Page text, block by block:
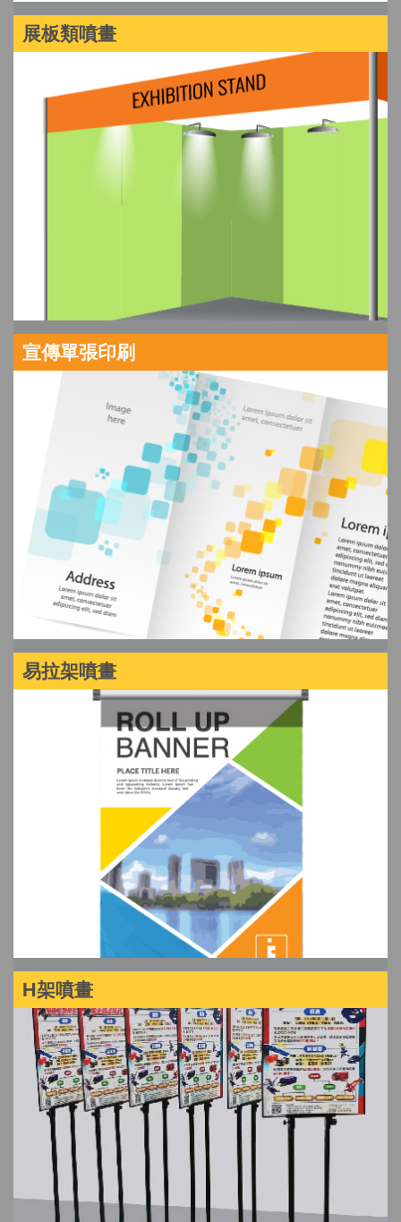
展板類噴畫
宣傳單張印刷
易拉架噴畫
H架噴畫